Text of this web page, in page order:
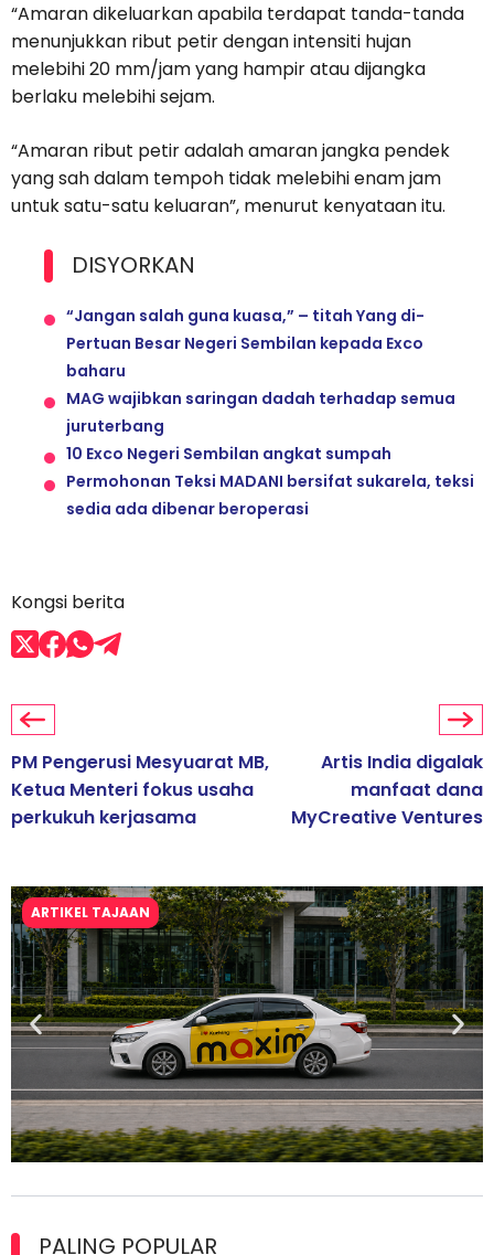
“Amaran dikeluarkan apabila terdapat tanda-tanda
menunjukkan ribut petir dengan intensiti hujan
melebihi 20 mm/jam yang hampir atau dijangka
berlaku melebihi sejam.
“Amaran ribut petir adalah amaran jangka pendek
yang sah dalam tempoh tidak melebihi enam jam
untuk satu-satu keluaran”, menurut kenyataan itu.
DISYORKAN
“Jangan salah guna kuasa,” – titah Yang di-
Pertuan Besar Negeri Sembilan kepada Exco
baharu
MAG wajibkan saringan dadah terhadap semua
juruterbang
10 Exco Negeri Sembilan angkat sumpah
Permohonan Teksi MADANI bersifat sukarela, teksi
sedia ada dibenar beroperasi
Kongsi berita
PM Pengerusi Mesyuarat MB,
Ketua Menteri fokus usaha
perkukuh kerjasama
Artis India digalak
manfaat dana
MyCreative Ventures
ARTIKEL TAJAAN
lesen separuh pertama 2026
PALING POPULAR